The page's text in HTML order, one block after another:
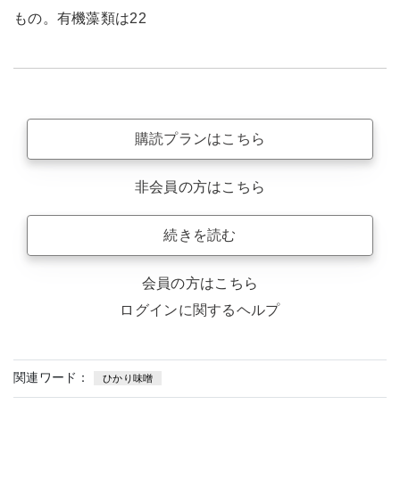
もの。有機藻類は22
購読プランはこちら
非会員の方はこちら
続きを読む
会員の方はこちら
ログインに関するヘルプ
関連ワード： ひかり味噌